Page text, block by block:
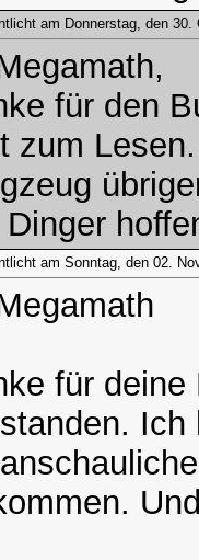
am Donnerstag, den
für den
zum
Dinger
am Sonntag, den 02.
für
Ich